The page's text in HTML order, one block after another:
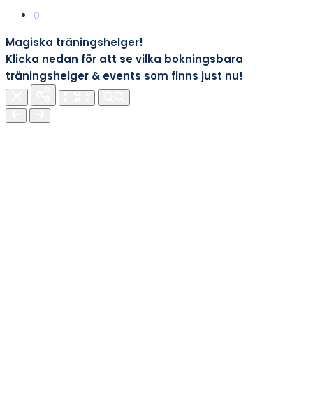
0
Magiska träningshelger!
Klicka nedan för att se vilka bokningsbara
träningshelger & events som finns just nu!